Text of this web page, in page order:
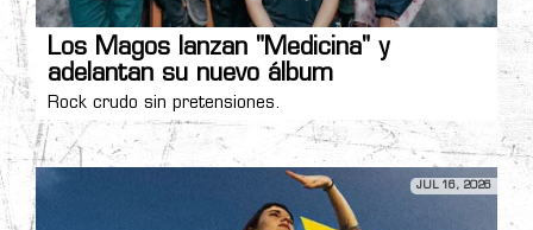
Los Magos lanzan "Medicina" y
adelantan su nuevo álbum
Rock crudo sin pretensiones.
JUL 16, 2026